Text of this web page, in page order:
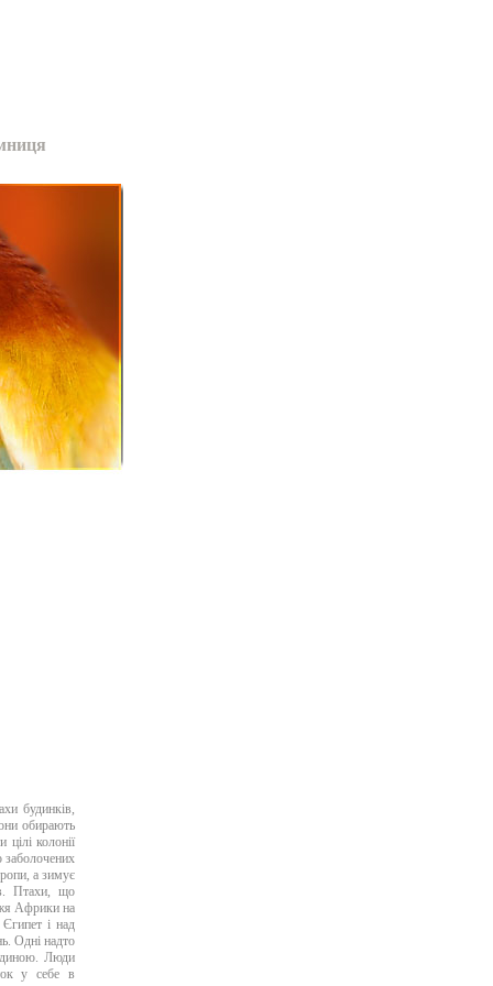
будинків,
обирають
цілі колонії
заболочених
а зимує
Птахи, що
Африки на
і над
Одні надто
Люди
у себе в